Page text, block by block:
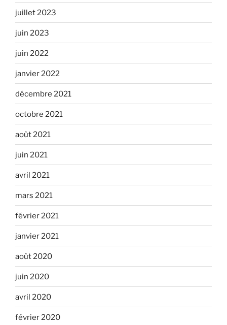
juillet 2023
juin 2023
juin 2022
janvier 2022
décembre 2021
octobre 2021
août 2021
juin 2021
avril 2021
mars 2021
février 2021
janvier 2021
août 2020
juin 2020
avril 2020
février 2020